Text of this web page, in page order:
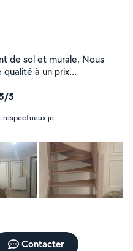
de sol et murale. Nous
qualité à un prix
5
respectueux je
Contacter